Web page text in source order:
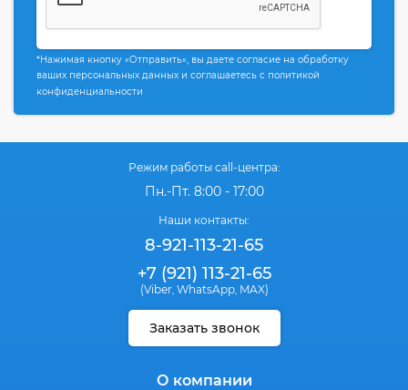
*Нажимая кнопку «Отправить», вы даете согласие на обработку
ваших персональных данных и соглашаетесь с политикой
конфиденциальности
Режим работы call-центра:
Пн.-Пт. 8:00 - 17:00
Наши контакты:
8-921-113-21-65
+7 (921) 113-21-65
(Viber, WhatsApp, MAX)
Заказать звонок
О компании